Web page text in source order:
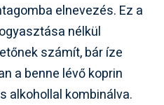
elnevezés. Ez a
nélkül
számít, bár íze
a benne lévő koprin
alkohollal kombinálva.